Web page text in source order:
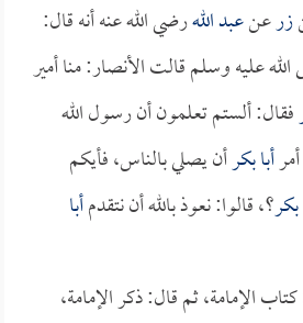
زرعنعبد اللهرضي الله عنه أنه قال:
عليه وسلم قالت الأنصار: منا أمير
فقال: ألستم تعلمون أن رسول الله
أبا بكرأن يصلي بالناس، فأيكم
بكر؟، قالوا: نعوذ بالله أن نتقدمأبا
الإمامة، ثم قال: ذكر الإمامة،